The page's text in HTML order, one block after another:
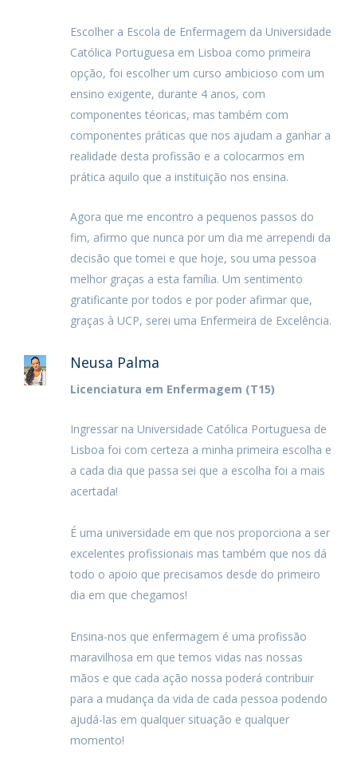
Escolher a Escola de Enfermagem da Universidade
Católica Portuguesa em Lisboa como primeira
opção, foi escolher um curso ambicioso com um
ensino exigente, durante 4 anos, com
componentes téoricas, mas também com
componentes práticas que nos ajudam a ganhar a
realidade desta profissão e a colocarmos em
prática aquilo que a instituição nos ensina.
Agora que me encontro a pequenos passos do
fim, afirmo que nunca por um dia me arrependi da
decisão que tomei e que hoje, sou uma pessoa
melhor graças a esta família. Um sentimento
gratificante por todos e por poder afirmar que,
graças à UCP, serei uma Enfermeira de Excelência.
Neusa Palma
Licenciatura em Enfermagem (T15)
Ingressar na Universidade Católica Portuguesa de
Lisboa foi com certeza a minha primeira escolha e
a cada dia que passa sei que a escolha foi a mais
acertada!
É uma universidade em que nos proporciona a ser
excelentes profissionais mas também que nos dá
todo o apoio que precisamos desde do primeiro
dia em que chegamos!
Ensina-nos que enfermagem é uma profissão
maravilhosa em que temos vidas nas nossas
mãos e que cada ação nossa poderá contribuir
para a mudança da vida de cada pessoa podendo
ajudá-las em qualquer situação e qualquer
momento!